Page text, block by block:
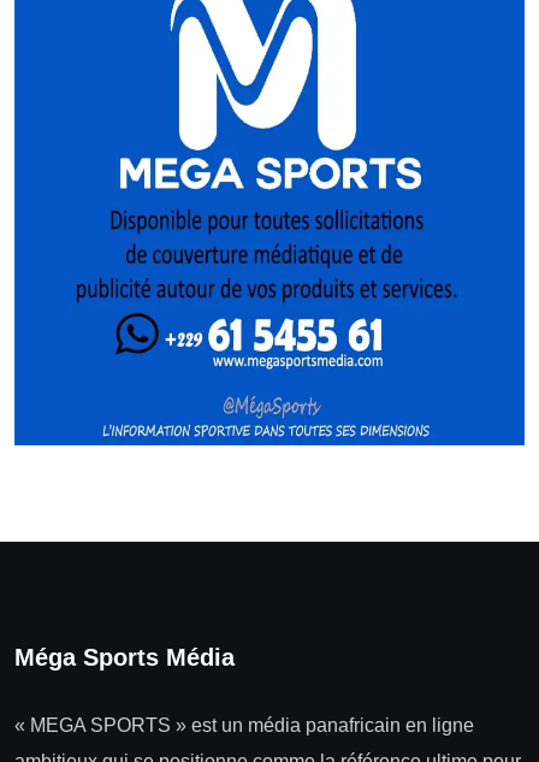
Méga Sports Média
« MEGA SPORTS » est un média panafricain en ligne